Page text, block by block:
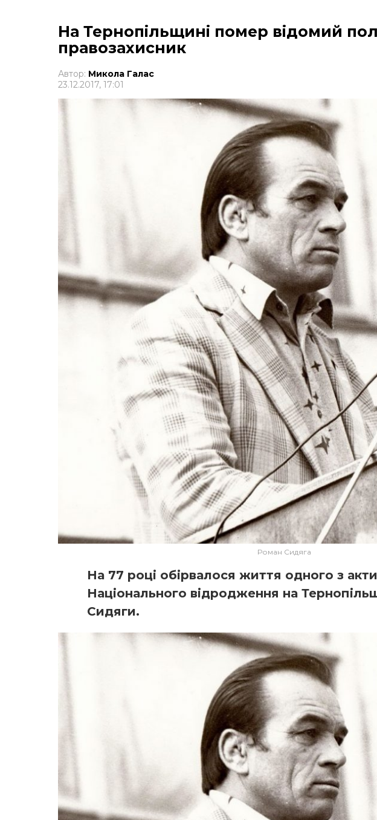
На Тернопільщині помер відомий
правозахисник
Автор: Микола Галас
23.12.2017, 17:01
Роман Сидяга
На 77 році обірвалося життя одного з
Національного відродження на
Сидяги.